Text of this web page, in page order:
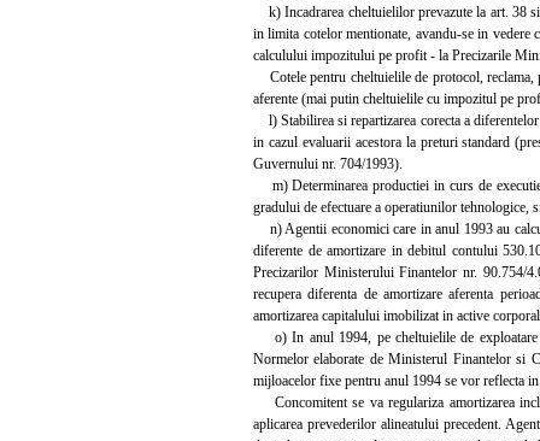
k) Incadrarea cheltuielilor prevazute la art. 38
in limita cotelor mentionate, avandu-se in vedere
calculului impozitului pe profit - la Precizarile
Cotele pentru cheltuielile de protocol,
aferente (mai putin cheltuielile cu impozitul pe
l) Stabilirea si repartizarea corecta a
in cazul evaluarii acestora la preturi standard
Guvernului nr. 704/1993).
m) Determinarea productiei in curs de
gradului de efectuare a operatiunilor tehnologice,
n) Agentii economici care in anul 1993 au
diferente de amortizare in debitul contului
Precizarilor Ministerului Finantelor nr. 90.754/
recupera diferenta de amortizare aferenta
amortizarea capitalului imobilizat in active
o) In anul 1994, pe cheltuielile de exploatare
Normelor elaborate de Ministerul Finantelor si
mijloacelor fixe pentru anul 1994 se vor reflecta
Concomitent se va regulariza amortizarea
aplicarea prevederilor alineatului precedent.